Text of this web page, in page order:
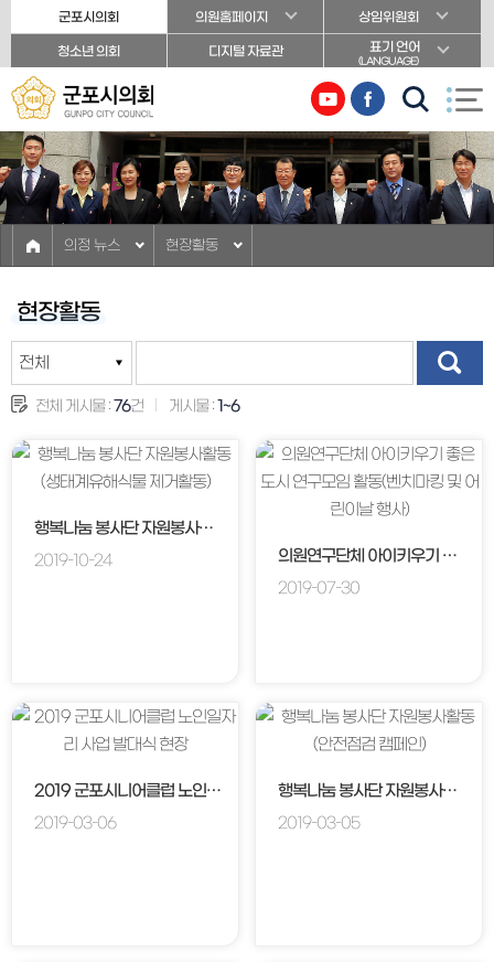
본문바로가기군포시의회 의원홈페이지 상임위원회
청소년 의회 디지털 자료관 표기 언어
(LANGUAGE)
의정 뉴스 현장활동
현장활동
전체 게시물 : 76건 게시물 : 1~6
행복나눔 봉사단 자원봉사활동(생태계유해식물 제거활동)
2019-10-24 의원연구단체 아이키우기 좋은 도시 연구모임 활동(벤치마킹 및 어린이날 행사)
2019-07-30
2019 군포시니어클럽 노인일자리 사업 발대식 현장
2019-03-06
행복나눔 봉사단 자원봉사활동(안전점검 캠페인)
2019-03-05